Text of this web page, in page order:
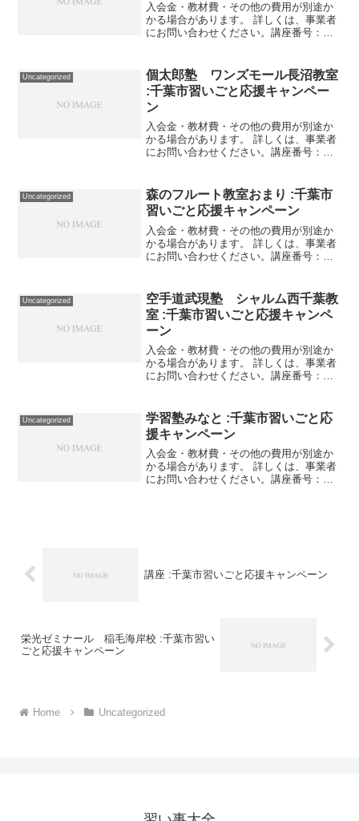
入会金・教材費・その他の費用が別途か
かる場合があります。 詳しくは、事業者
にお問い合わせください。講座番号：
2021/12/31パンセフロンティ...
Uncategorized
個太郎塾 ワンズモール長沼教室
:千葉市習いごと応援キャンペー
ン
入会金・教材費・その他の費用が別途か
かる場合があります。 詳しくは、事業者
にお問い合わせください。講座番号：
に正会員登録される場合、入会金16...
Uncategorized
森のフルート教室おまり :千葉市
習いごと応援キャンペーン
入会金・教材費・その他の費用が別途か
かる場合があります。 詳しくは、事業者
にお問い合わせください。講座番号：
（週１回）/ご新規様対象。 利用...
Uncategorized
空手道武現塾 シャルム西千葉教
室 :千葉市習いごと応援キャンペ
ーン
入会金・教材費・その他の費用が別途か
かる場合があります。 詳しくは、事業者
にお問い合わせください。講座番号：
2022/03/31空手道 週1回/...
Uncategorized
学習塾みなと :千葉市習いごと応
援キャンペーン
入会金・教材費・その他の費用が別途か
かる場合があります。 詳しくは、事業者
にお問い合わせください。講座番号：
講座 :千葉市習いごと応援キャンペーン
栄光ゼミナール 稲毛海岸校 :千葉市習い
ごと応援キャンペーン
Home Uncategorized